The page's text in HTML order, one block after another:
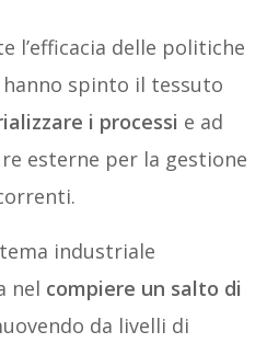
l’efficacia delle politiche
spinto il tessuto
i processi e ad
esterne per la gestione
industriale
nel compiere un salto di
da livelli di